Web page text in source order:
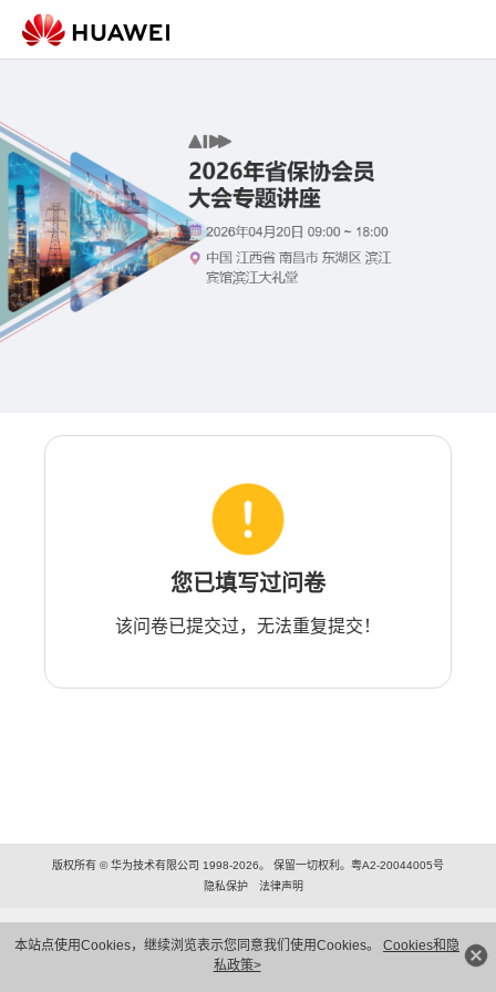
本站点使用Cookies，继续浏览表示您同意我们使用Cookies。 Cookies和隐
私政策>
您已填写过问卷
该问卷已提交过，无法重复提交！
版权所有 © 华为技术有限公司 1998-2026。 保留一切权利。粤A2-20044005号
隐私保护
法律声明